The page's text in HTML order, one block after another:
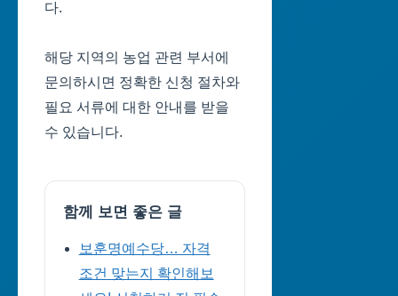
다.
해당 지역의 농업 관련 부서에
문의하시면 정확한 신청 절차와
필요 서류에 대한 안내를 받을
수 있습니다.
함께 보면 좋은 글
보훈명예수당… 자격
조건 맞는지 확인해보